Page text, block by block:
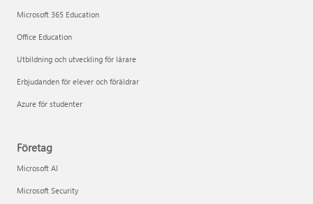
Microsoft 365 Education
Office Education
Utbildning och utveckling för lärare
Erbjudanden för elever och föräldrar
Azure för studenter
Företag
Microsoft AI
Microsoft Security